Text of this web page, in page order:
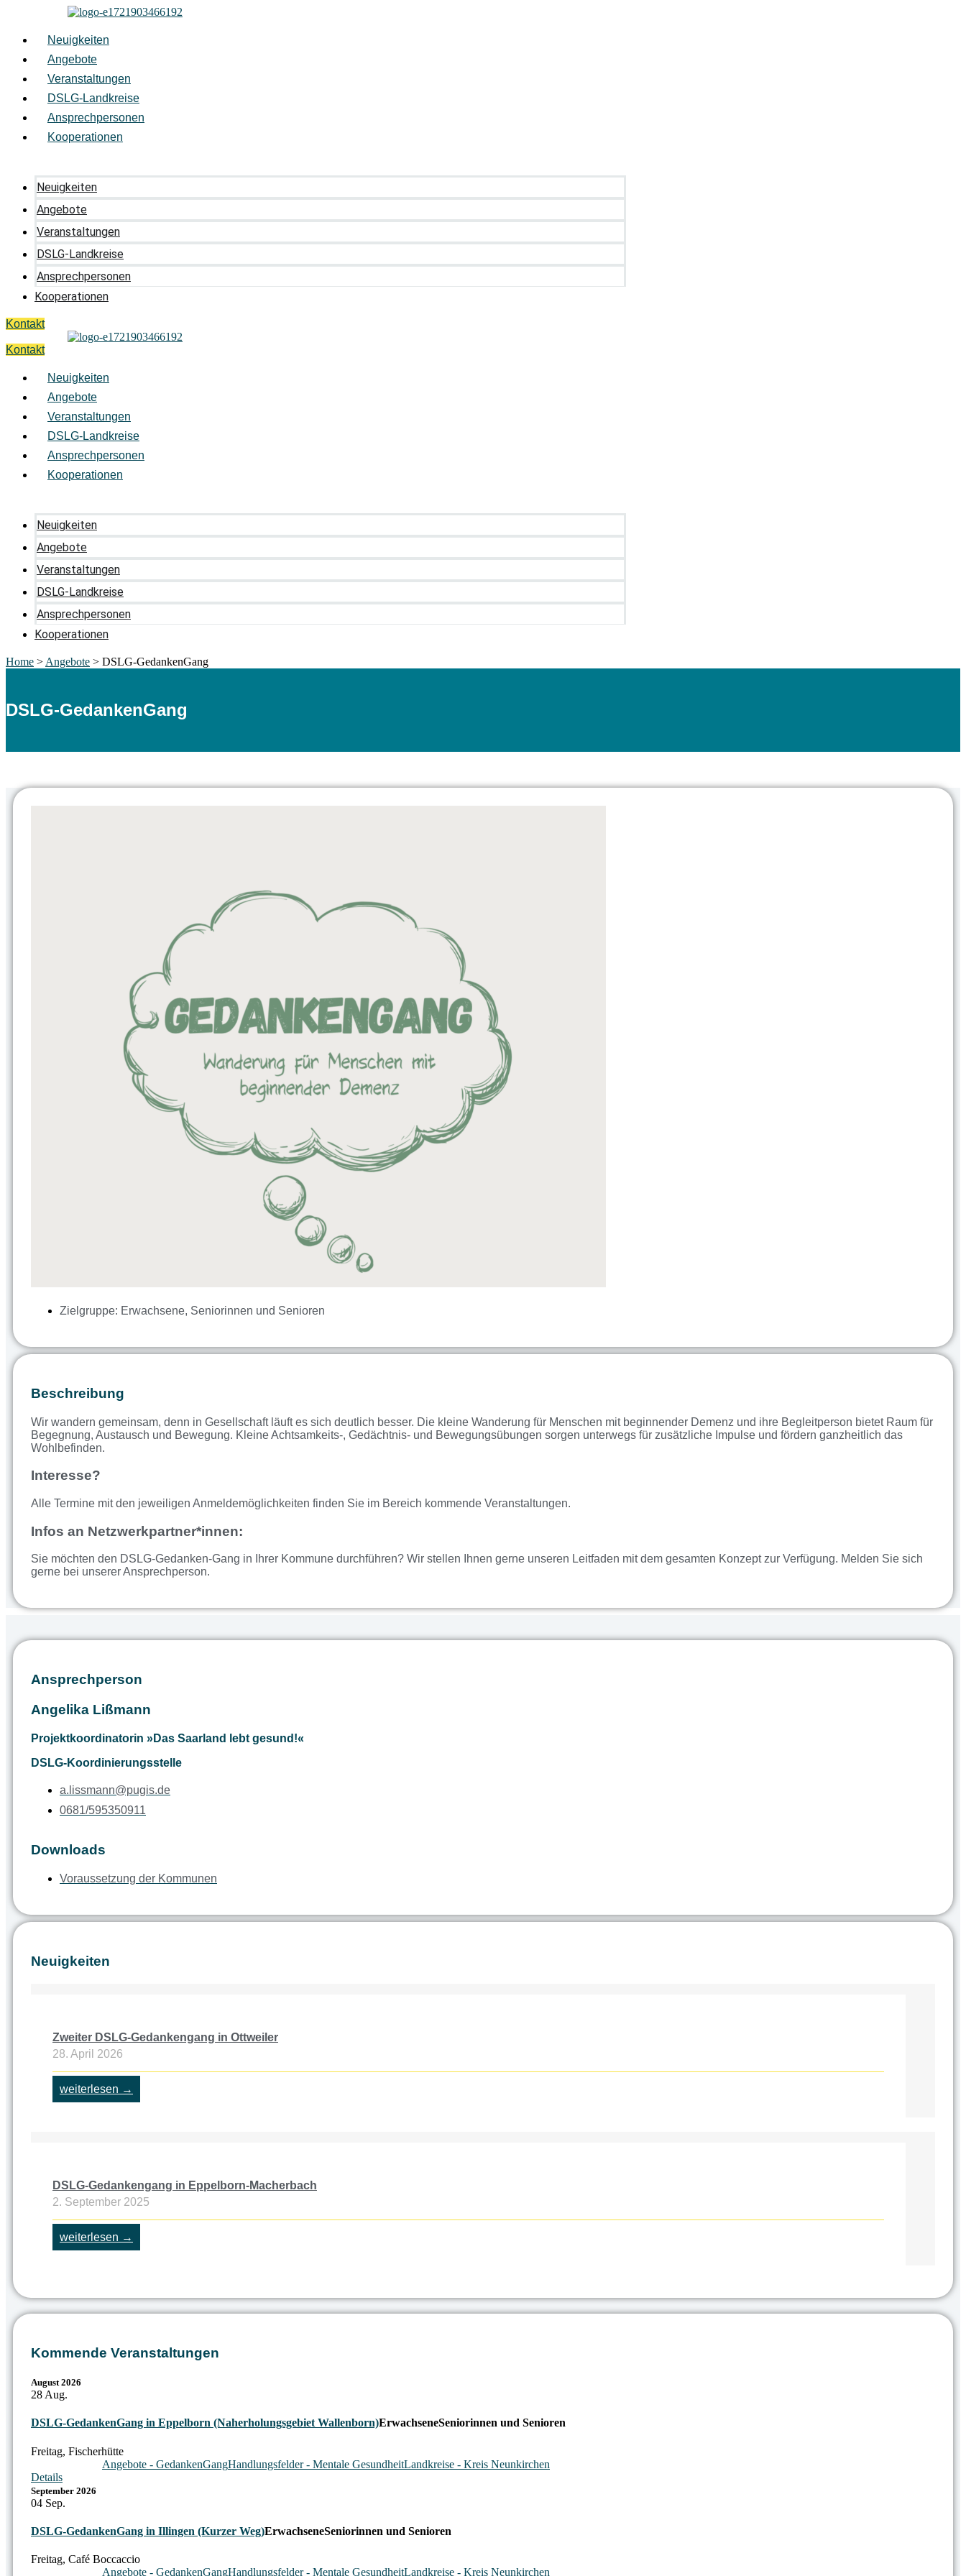
springen
Neuigkeiten
Angebote
Veranstaltungen
DSLG-Landkreise
Ansprechpersonen
Kooperationen
Neuigkeiten
Angebote
Veranstaltungen
DSLG-Landkreise
Ansprechpersonen
Kooperationen
Kontakt
Kontakt
Neuigkeiten
Angebote
Veranstaltungen
DSLG-Landkreise
Ansprechpersonen
Kooperationen
Neuigkeiten
Angebote
Veranstaltungen
DSLG-Landkreise
Ansprechpersonen
Kooperationen
Home > Angebote > DSLG-GedankenGang
DSLG-GedankenGang
Zielgruppe: Erwachsene, Seniorinnen und Senioren
Beschreibung
Wir wandern gemeinsam, denn in Gesellschaft läuft es sich deutlich besser. Die kleine Wanderung für Menschen mit beginnender Demenz und ihre Begleitperson bietet Raum für
Begegnung, Austausch und Bewegung. Kleine Achtsamkeits-, Gedächtnis- und Bewegungsübungen sorgen unterwegs für zusätzliche Impulse und fördern ganzheitlich das
Wohlbefinden.
Interesse?
Alle Termine mit den jeweiligen Anmeldemöglichkeiten finden Sie im Bereich kommende Veranstaltungen.
Infos an Netzwerkpartner*innen:
Sie möchten den DSLG-Gedanken-Gang in Ihrer Kommune durchführen? Wir stellen Ihnen gerne unseren Leitfaden mit dem gesamten Konzept zur Verfügung. Melden Sie sich
gerne bei unserer Ansprechperson.
Ansprechperson
Angelika Lißmann
Projektkoordinatorin »Das Saarland lebt gesund!«
DSLG-Koordinierungsstelle
a.lissmann@pugis.de
0681/595350911
Downloads
Voraussetzung der Kommunen
Neuigkeiten
Zweiter DSLG-Gedankengang in Ottweiler
28. April 2026
weiterlesen →
DSLG-Gedankengang in Eppelborn-Macherbach
2. September 2025
weiterlesen →
Kommende Veranstaltungen
August 2026
28 Aug.
DSLG-GedankenGang in Eppelborn (Naherholungsgebiet Wallenborn)ErwachseneSeniorinnen und Senioren
Freitag, Fischerhütte
Angebote - GedankenGangHandlungsfelder - Mentale GesundheitLandkreise - Kreis Neunkirchen
Details
September 2026
04 Sep.
DSLG-GedankenGang in Illingen (Kurzer Weg)ErwachseneSeniorinnen und Senioren
Freitag, Café Boccaccio
Angebote - GedankenGangHandlungsfelder - Mentale GesundheitLandkreise - Kreis Neunkirchen